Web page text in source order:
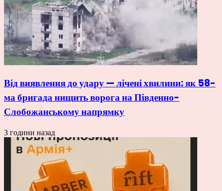
Від виявлення до удару — лічені хвилини: як 58-
ма бригада нищить ворога на Південно-
Слобожанському напрямку
3 години назад